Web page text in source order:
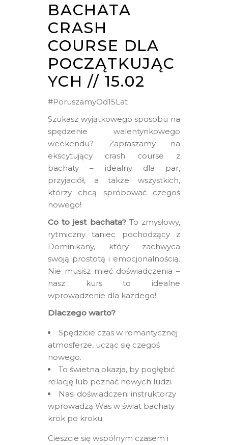
BACHATA
CRASH
COURSE DLA
POCZĄTKUJĄC
YCH // 15.02
#PoruszamyOd15Lat
Szukasz wyjątkowego sposobu na
spędzenie walentynkowego
weekendu? Zapraszamy na
ekscytujący crash course z
bachaty – idealny dla par,
przyjaciół, a także wszystkich,
którzy chcą spróbować czegoś
nowego!
Co to jest bachata?To zmysłowy,
rytmiczny taniec pochodzący z
Dominikany, który zachwyca
swoją prostotą i emocjonalnością.
Nie musisz mieć doświadczenia –
nasz kurs to idealne
wprowadzenie dla każdego!
Dlaczego warto?
Spędzicie czas w romantycznej
atmosferze, ucząc się czegoś
nowego.
To świetna okazja, by pogłębić
relację lub poznać nowych ludzi.
Nasi doświadczeni instruktorzy
wprowadzą Was w świat bachaty
krok po kroku.
Cieszcie się wspólnym czasem i